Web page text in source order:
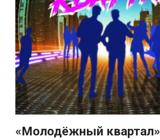
«Молодёжный квартал»